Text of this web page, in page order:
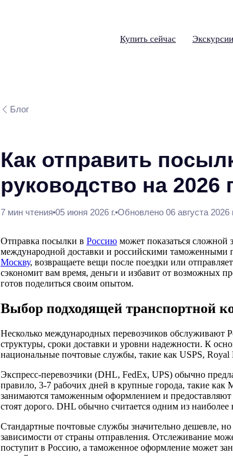
Купить сейчас Экскурсии
Блог
Как отправить
руководство на 2026
7 мин чтения 05 июня 2026 г. Обновлено 06 августа 2026
Отправка посылки в Россию может показаться сложной
международной доставки и российскими таможенными
Москву, возвращаете вещи после поездки или
сэкономит вам время, деньги и избавит от возможных
готов поделиться своим опытом.
Выбор подходящей транспортной
Несколько международных перевозчиков обслуживают
структуры, сроки доставки и уровни надежности. К
национальные почтовые службы, такие как USPS,
Экспресс-перевозчики (DHL, FedEx, UPS) обычно
правило, 3-7 рабочих дней в крупные города, такие
занимаются таможенным оформлением и
стоят дорого. DHL обычно считается одним из
Стандартные почтовые службы значительно дешевле, но
зависимости от страны отправления. Отслеживание
поступит в Россию, а таможенное оформление может